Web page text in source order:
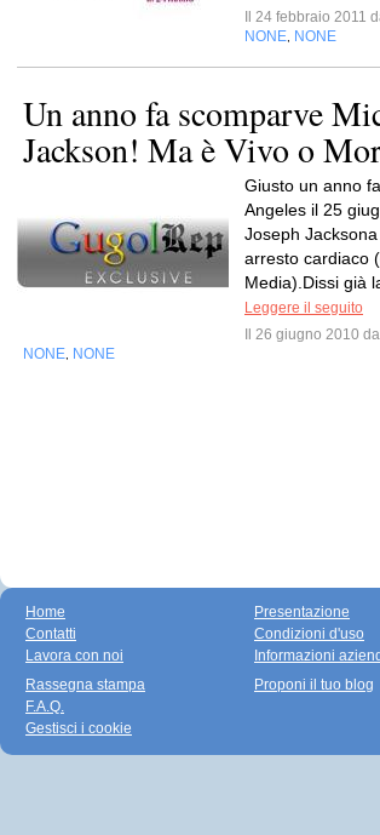
Il 24 febbraio 2011
NONE NONE
Un anno fa scomparve
Jackson! Ma è Vivo o
Giusto un anno
Angeles il 25
Joseph
arresto cardiaco
Media).Dissi già
Leggere il seguito
Il 26 giugno 2010 da
NONE NONE
Home
Contatti
Lavora con noi
Presentazione
Condizioni d'uso
Informazioni
Rassegna stampa
F.A.Q.
Gestisci i cookie
Proponi il tuo blog